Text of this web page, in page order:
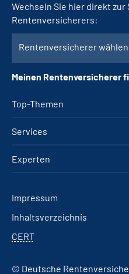
Top-Themen
Services
Experten
Wechseln Sie hier direkt zur
Rentenversicherers:
Rentenversicherer wählen
Meinen Rentenversicherer
Impressum
Inhaltsverzeichnis
CERT
© Deutsche